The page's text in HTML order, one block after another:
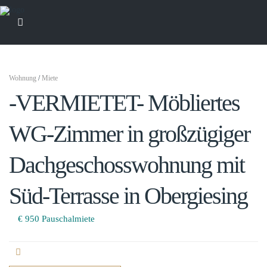
Wohnung /Miete
-VERMIETET- Möbliertes
WG-Zimmer in großzügiger
Dachgeschosswohnung mit
Süd-Terrasse in Obergiesing
€ 950 Pauschalmiete